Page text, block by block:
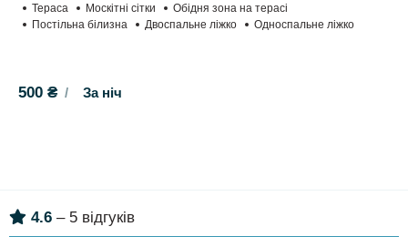
Тераса
Москітні сітки
Обідня зона на терасі
Постільна білизна
Двоспальне ліжко Односпальне ліжко
500 ₴ За ніч
4.6 – 5 відгуків